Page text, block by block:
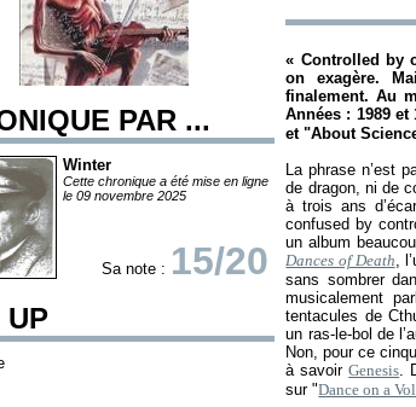
PAR ...
Winter
Cette chronique a été mise en ligne
le 09 novembre 2025
Sa note : 15/20
UP
« Controlled by
on exagère.
finalement. Au
Années : 1989
et "About
La phrase n’est
de dragon, ni de
à trois ans
confused by
un album
Dances of Death,
sans sombrer
musicalement
tentacules de
un ras-le-bol de
Non, pour ce
à savoirGenesis.
sur "Dance on a